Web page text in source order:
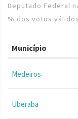
Deputado Federal
% dos votos
Município
Medeiros
Uberaba